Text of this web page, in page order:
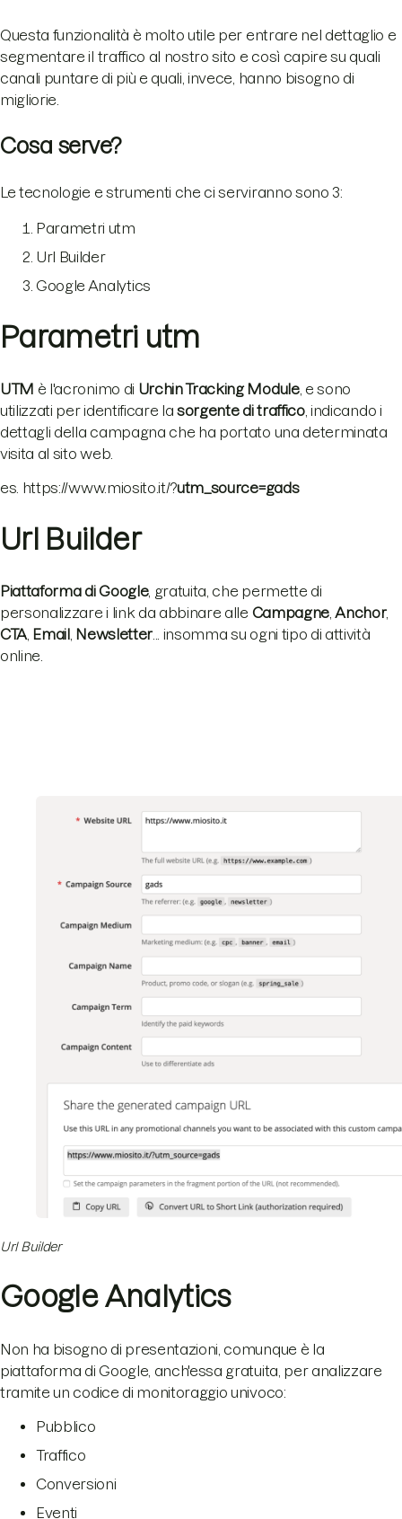
Questa funzionalità è molto utile per entrare nel dettaglio e
segmentare il traffico al nostro sito e così capire su quali
canali puntare di più e quali, invece, hanno bisogno di
migliorie.
Cosa serve?
Le tecnologie e strumenti che ci serviranno sono 3:
Parametri utm
Url Builder
Google Analytics
Parametri utm
UTM è l'acronimo di Urchin Tracking Module, e sono
utilizzati per identificare lasorgente di traffico, indicando i
dettagli della campagna che ha portato una determinata
visita al sito web.
es. https://www.miosito.it/?utm_source=gads
Url Builder
Piattaforma di Google, gratuita, che permette di
personalizzare i link da abbinare alle Campagne,Anchor,
CTA Email, Newsletter ... insomma su ogni tipo di attività
online.
Url Builder
Google Analytics
Non ha bisogno di presentazioni, comunque è la
piattaforma di Google, anch'essa gratuita, per analizzare
tramite un codice di monitoraggio univoco:
Pubblico
Traffico
Conversioni
Eventi